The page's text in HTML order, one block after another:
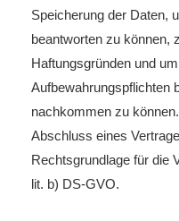
Speicherung der Daten,
beantworten zu können,
Haftungsgründen und
Aufbewahrungspflichten
nachkommen zu
Abschluss eines
Rechtsgrundlage für die
lit. b) DS-GVO.